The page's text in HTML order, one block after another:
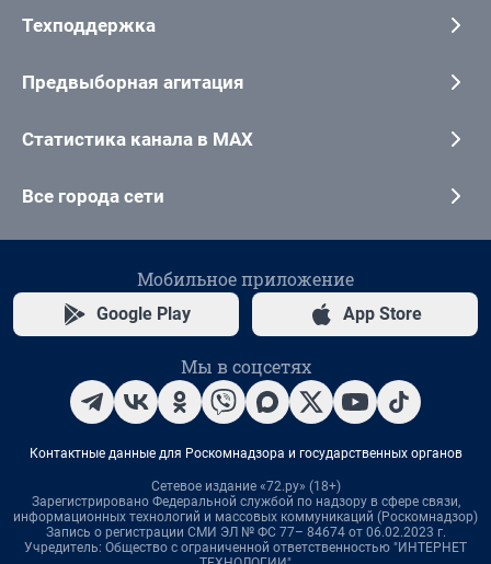
Техподдержка
Предвыборная агитация
Статистика канала в MAX
Все города сети
Мобильное приложение
Google Play App Store
Мы в соцсетях
Контактные данные для Роскомнадзора и государственных органов
Сетевое издание «72.ру» (18+)
Зарегистрировано Федеральной службой по надзору в сфере связи,
информационных технологий и массовых коммуникаций (Роскомнадзор)
Запись о регистрации СМИ ЭЛ № ФС 77– 84674 от 06.02.2023 г.
Учредитель: Общество с ограниченной ответственностью "ИНТЕРНЕТ